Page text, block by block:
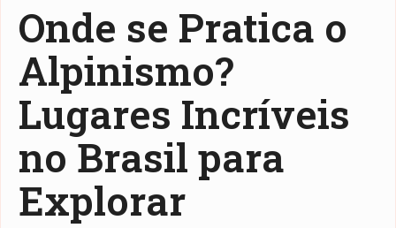
Onde se Pratica o
Alpinismo?
Lugares Incríveis
no Brasil para
Explorar